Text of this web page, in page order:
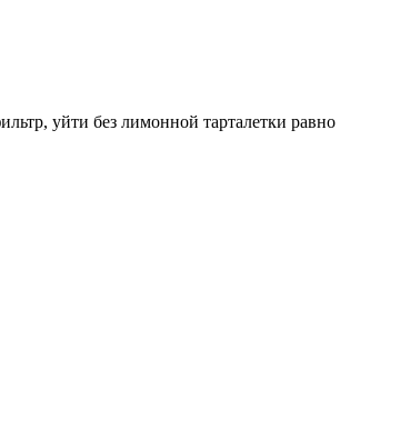
уйти без лимонной тарталетки равно